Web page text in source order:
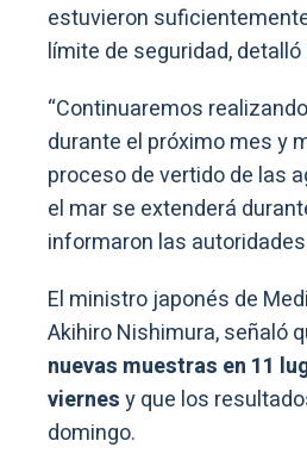
estuvieron
límite de seguridad,
“Continuaremos
durante el próximo mes y
proceso de vertido de las
el mar se extenderá
informaron las
El ministro japonés de
Akihiro Nishimura, señaló
nuevas muestras en 11
viernesy que los
domingo.